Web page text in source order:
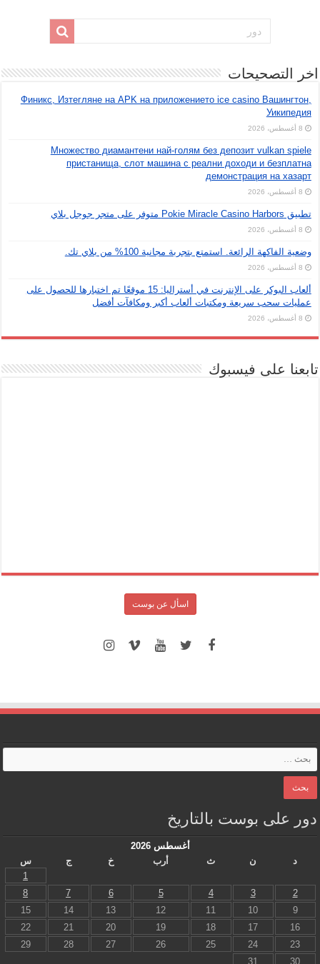
اخر التصحيحات
Финикс, Изтегляне на APK на приложението ice casino Вашингтон,
Уикипедия
8 أغسطس، 2026
Множество диамантени най-голям без депозит vulkan spiele
пристанища, слот машина с реални доходи и безплатна
демонстрация на хазарт
8 أغسطس، 2026
تطبيق Pokie Miracle Casino Harbors متوفر على متجر جوجل بلاي
8 أغسطس، 2026
وضعية الفاكهة الرائعة. استمتع بتجربة مجانية 100% من بلاي تك.
8 أغسطس، 2026
ألعاب البوكر على الإنترنت في أستراليا: 15 موقعًا تم اختبارها للحصول على
عمليات سحب سريعة ومكتبات ألعاب أكبر ومكافآت أفضل
8 أغسطس، 2026
تابعنا على فيسبوك
اسأل عن بوست
دور على بوست بالتاريخ
أغسطس 2026
د
ن ث أرب خ ج
س
1
2
3
4
5
6
7
8
9
10
11
12
13
14
15
16
17
18
19
20
21
22
23
24
25
26
27
28
29
30
31